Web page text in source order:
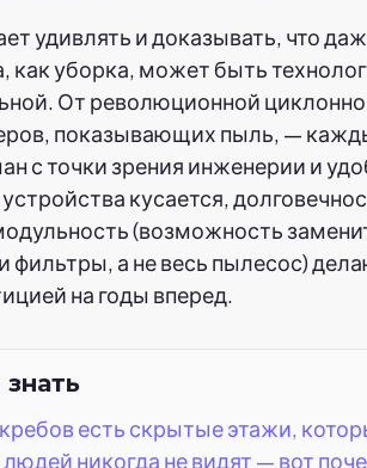
удивлять и доказывать, что
как уборка, может быть
От революционной
показывающих пыль, —
с точки зрения инженерии и
устройства кусается,
(возможность
фильтры, а не весь пылесос)
на годы вперед.
есть скрытые этажи,
никогда не видят — вот